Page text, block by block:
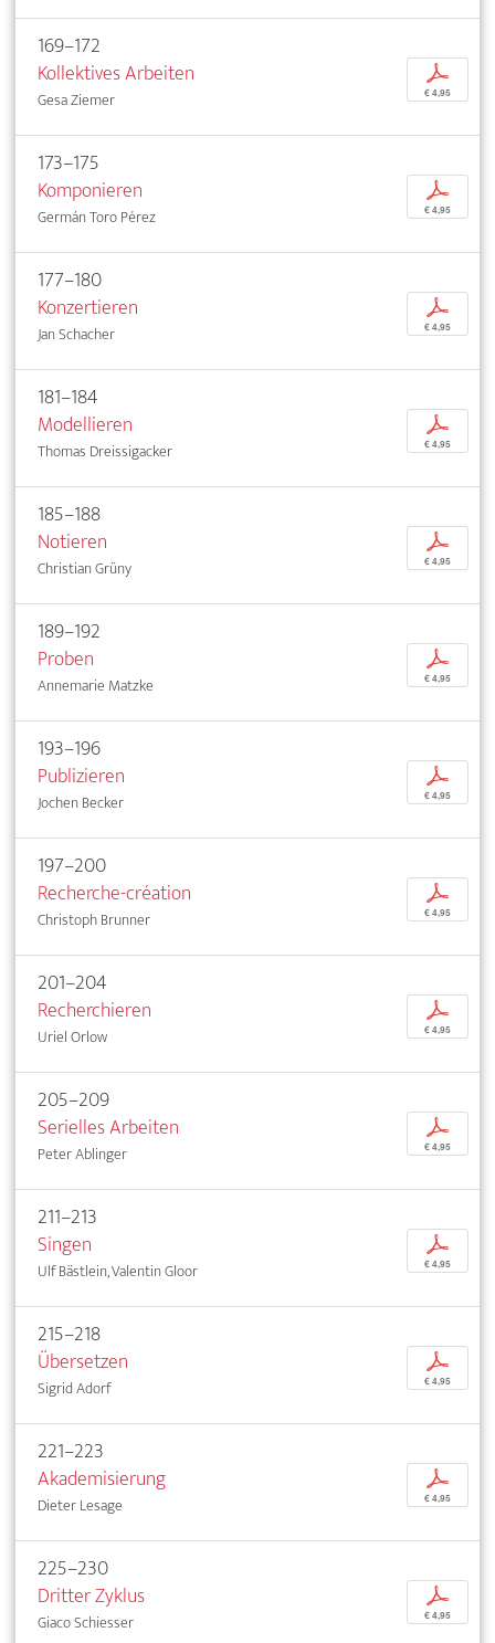
169–172
Kollektives Arbeiten
Gesa Ziemer
p
€ 4,95
173–175
Komponieren
Germán Toro Pérez
p
€ 4,95
177–180
Konzertieren
Jan Schacher
p
€ 4,95
181–184
Modellieren
Thomas Dreissigacker
p
€ 4,95
185–188
Notieren
Christian Grüny
p
€ 4,95
189–192
Proben
Annemarie Matzke
p
€ 4,95
193–196
Publizieren
Jochen Becker
p
€ 4,95
197–200
Recherche-création
Christoph Brunner
p
€ 4,95
201–204
Recherchieren
Uriel Orlow
p
€ 4,95
205–209
Serielles Arbeiten
Peter Ablinger
p
€ 4,95
211–213
Singen
Ulf Bästlein, Valentin Gloor
p
€ 4,95
215–218
Übersetzen
Sigrid Adorf
p
€ 4,95
221–223
Akademisierung
Dieter Lesage
p
€ 4,95
225–230
Dritter Zyklus
Giaco Schiesser
p
€ 4,95